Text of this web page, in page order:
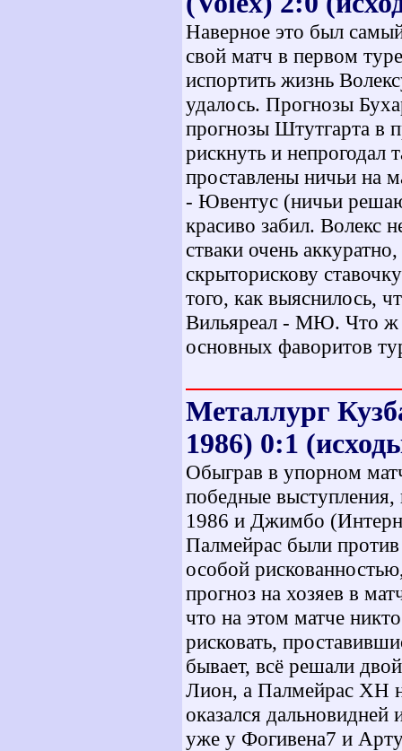
Наверное это был
свой матч в первом
испортить жизнь
удалось. Прогнозы
прогнозы Штутгарта в
рискнуть и
проставлены ничьи на
- Ювентус (ничьи
красиво забил. Волекс
стваки очень
скрыторискову
того, как выяснилось,
Вильяреал - МЮ. Что ж
основных фаворитов
Металлург
1986) 0:1
Обыграв в упорном
победные
1986 и Джимбо
Палмейрас были против
особой
прогноз на хозяев в
что на этом матче
рисковать,
бывает, всё решали
Лион, а Палмейрас ХН
оказался
уже у Фогивена7 и